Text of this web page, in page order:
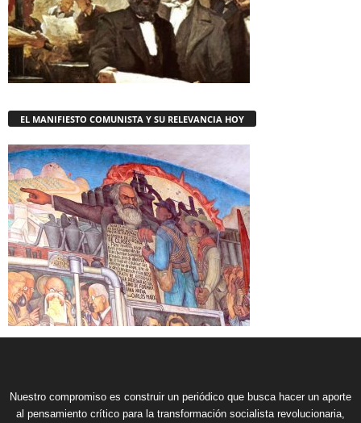
EL MANIFIESTO COMUNISTA Y SU RELEVANCIA HOY
Nuestro compromiso es construir un periódico que busca hacer un aporte
al pensamiento crítico para la transformación socialista revolucionaria,